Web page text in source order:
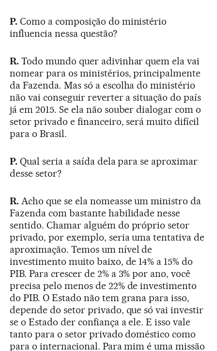
P. Como a composição do ministério
influencia nessa questão?
R. Todo mundo quer adivinhar quem ela vai
nomear para os ministérios, principalmente
da Fazenda. Mas só a escolha do ministério
não vai conseguir reverter a situação do país
já em 2015. Se ela não souber dialogar com o
setor privado e financeiro, será muito difícil
para o Brasil.
P. Qual seria a saída dela para se aproximar
desse setor?
R. Acho que se ela nomeasse um ministro da
Fazenda com bastante habilidade nesse
sentido. Chamar alguém do próprio setor
privado, por exemplo, seria uma tentativa de
aproximação. Temos um nível de
investimento muito baixo, de 14% a 15% do
PIB. Para crescer de 2% a 3% por ano, você
precisa pelo menos de 22% de investimento
do PIB. O Estado não tem grana para isso,
depende do setor privado, que só vai investir
se o Estado der confiança a ele. E isso vale
tanto para o setor privado doméstico como
para o internacional. Para mim é uma missão